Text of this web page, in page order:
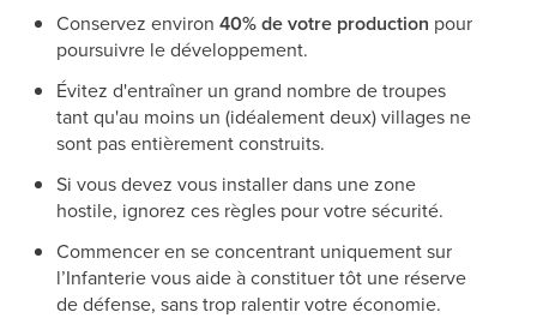
Conservez environ 40% de votre production pour
poursuivre le développement.
Évitez d'entraîner un grand nombre de troupes
tant qu'au moins un (idéalement deux) villages ne
sont pas entièrement construits.
Si vous devez vous installer dans une zone
hostile, ignorez ces règles pour votre sécurité.
Commencer en se concentrant uniquement sur
l’Infanterie vous aide à constituer tôt une réserve
de défense, sans trop ralentir votre économie.